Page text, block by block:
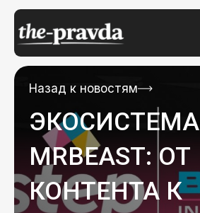
Назад к новостям
ЭКОСИСТЕМА
MRBEAST: ОТ
КОНТЕНТА К